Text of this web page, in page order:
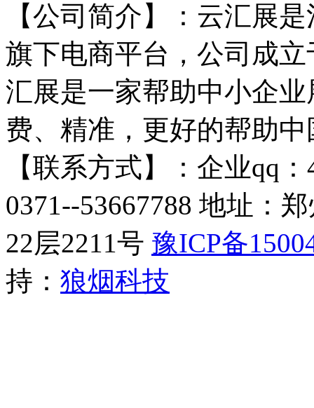
【公司简介】：云汇展
旗下电商平台，公司成
汇展是一家帮助中小企
费、精准，更好的帮助
【联系方式】：企业qq
0371--53667788 地址：
22层2211号​ 豫ICP备
持： 狼烟科技